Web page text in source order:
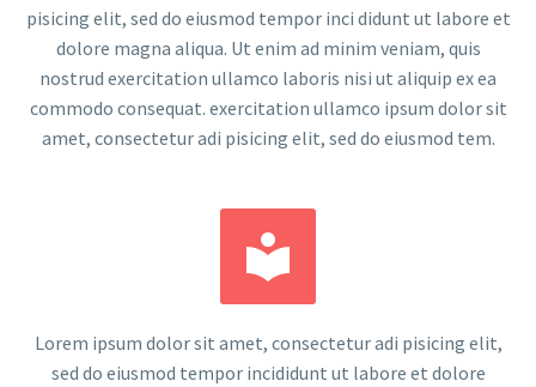
pisicing elit, sed do eiusmod tempor inci didunt ut labore et
dolore magna aliqua. Ut enim ad minim veniam, quis
nostrud exercitation ullamco laboris nisi ut aliquip ex ea
commodo consequat. exercitation ullamco ipsum dolor sit
amet, consectetur adi pisicing elit, sed do eiusmod tem.


Lorem ipsum dolor sit amet, consectetur adi pisicing elit,
sed do eiusmod tempor incididunt ut labore et dolore